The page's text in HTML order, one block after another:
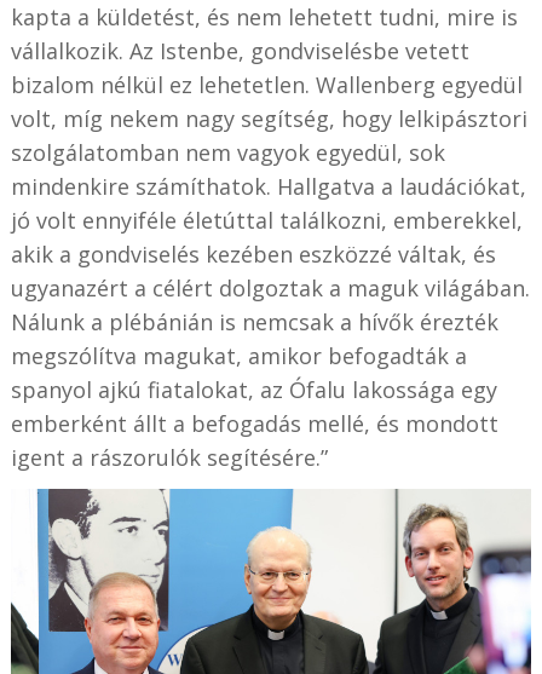
kapta a küldetést, és nem lehetett tudni, mire is
vállalkozik. Az Istenbe, gondviselésbe vetett
bizalom nélkül ez lehetetlen. Wallenberg egyedül
volt, míg nekem nagy segítség, hogy lelkipásztori
szolgálatomban nem vagyok egyedül, sok
mindenkire számíthatok. Hallgatva a laudációkat,
jó volt ennyiféle életúttal találkozni, emberekkel,
akik a gondviselés kezében eszközzé váltak, és
ugyanazért a célért dolgoztak a maguk világában.
Nálunk a plébánián is nemcsak a hívők érezték
megszólítva magukat, amikor befogadták a
spanyol ajkú fiatalokat, az Ófalu lakossága egy
emberként állt a befogadás mellé, és mondott
igent a rászorulók segítésére.”